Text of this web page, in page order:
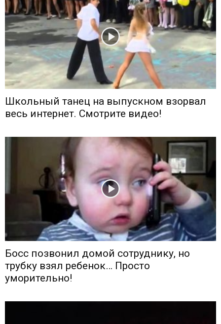
Школьный танец на выпускном взорвал
весь интернет. Смотрите видео!
Босс позвонил домой сотруднику, но
трубку взял ребенок… Просто
уморительно!